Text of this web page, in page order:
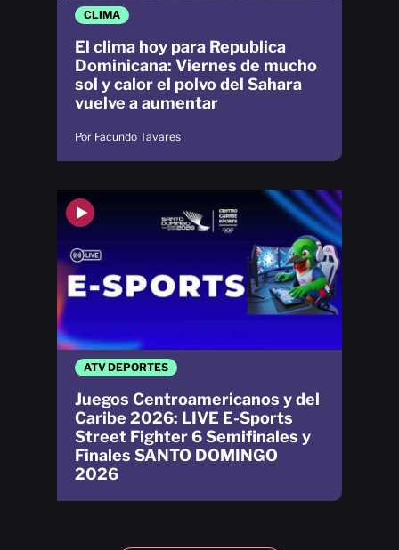
ATV DEPORTES
Juegos Centroamericanos y del
Caribe 2026: LIVE E-Sports
Street Fighter 6 Semifinales y
Finales SANTO DOMINGO
2026
CLIMA
El clima hoy para Republica
Dominicana: Viernes de mucho
sol y calor el polvo del Sahara
vuelve a aumentar
Por Facundo Tavares